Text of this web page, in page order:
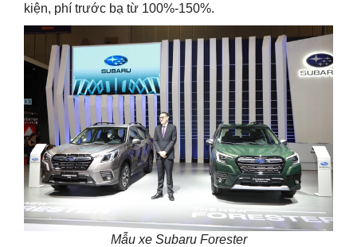
kiện, phí trước bạ từ 100%-150%.
Mẫu xe Subaru Forester